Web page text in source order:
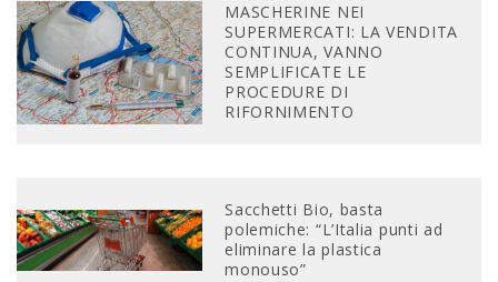
MASCHERINE NEI
SUPERMERCATI: LA VENDITA
CONTINUA, VANNO
SEMPLIFICATE LE
PROCEDURE DI
RIFORNIMENTO
Sacchetti Bio, basta
polemiche: “L’Italia punti ad
eliminare la plastica
monouso”